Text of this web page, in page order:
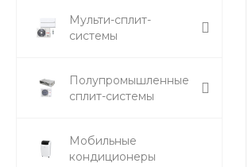
Мульти-сплит-
системы
Полупромышленные
сплит-системы
Мобильные
кондиционеры